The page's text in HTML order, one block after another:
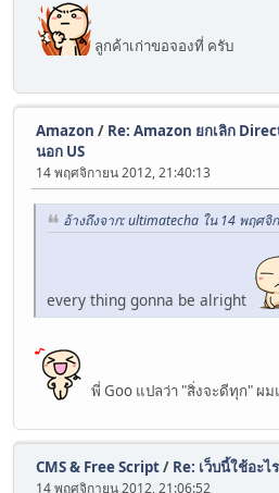
ลูกค้าเก่าขอจองที่ ครับ
Amazon / Re: Amazon ยกเลิก
นอก US
14 พฤศจิกายน 2012, 21:40:13
อ้างถึงจาก: ultimatecha ใน 14 พฤศจิ
every thing gonna be alright
พี่ Goo แปลว่า "สิ่งจะดีทุก" ผ
CMS & Free Script/ Re: เว็บนี้ใช้อะไ
14 พฤศจิกายน 2012, 21:06:52